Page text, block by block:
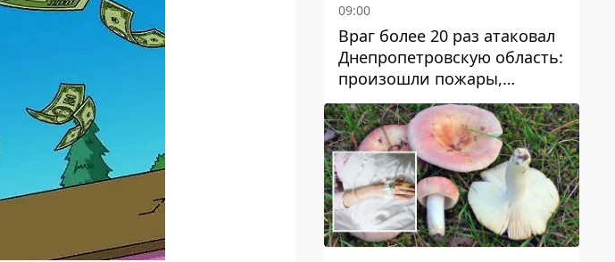
09:00
Враг более 20 раз атаковал
Днепропетровскую область:
произошли пожары,
повреждены дома,
инфраструктура и авто